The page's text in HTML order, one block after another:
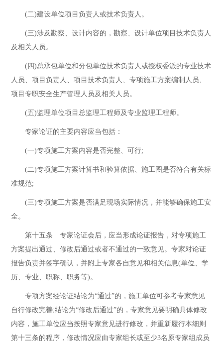
(二)建设单位项目负责人或技术负责人。
(三)涉及勘察、设计内容的，勘察、设计单位项目技术负责人
及相关人员。
(四)总承包单位和分包单位技术负责人或授权委派的专业技术
人员、项目负责人、项目技术负责人、专项施工方案编制人员、
项目专职安全生产管理人员及相关人员。
(五)监理单位项目总监理工程师及专业监理工程师。
专家论证的主要内容应当包括：
(一)专项施工方案内容是否完整、可行;
(二)专项施工方案计算书和验算依据、施工图是否符合有关标
准规范;
(三)专项施工方案是否满足现场实际情况，并能够确保施工安
全。
第十五条 专家论证会后，应当形成论证报告，对专项施工
方案提出通过、修改后通过或者不通过的一致意见。专家对论证
报告负责并签字确认，并附上专家各自意见和相关信息(单位、学
历、专业、职称、职务等)。
专项方案经论证结论为“通过”的，施工单位可参考专家意见
自行修改完善;结论为“修改后通过”的，专家意见要明确具体修改
内容，施工单位应当按照专家意见进行修改，并重新履行本细则
第十三条的程序，修改情况应由专家组长或至少3名原专家组成员